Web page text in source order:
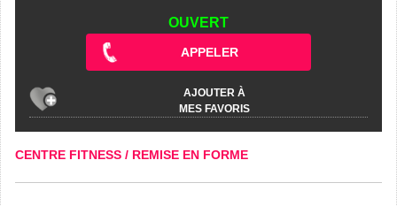
OUVERT
APPELER
AJOUTER À
MES FAVORIS
CENTRE FITNESS / REMISE EN FORME